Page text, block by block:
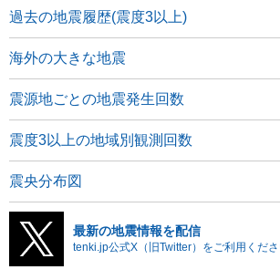
過去の地震履歴(震度3以上)
海外の大きな地震
震源地ごとの地震発生回数
震度3以上の地域別観測回数
震央分布図
最新の地震情報を配信
tenki.jp公式X（旧Twitter）をご利用くださ